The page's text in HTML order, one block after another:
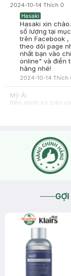
2024-10-14 Thích 0
Hasaki
Hasaki xin
số lượng tại
trên Facebook ,
theo dõi page
nhất bạn vào
online" và điền
hàng nhé!
2024-10-14 Thích
Mỹ Ái
Bên mình ko bán
Dạ khi nào có
website của
2024-09-03 Thích